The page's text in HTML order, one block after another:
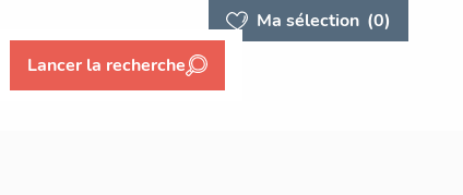
Ma sélection (0)
Lancer la recherche